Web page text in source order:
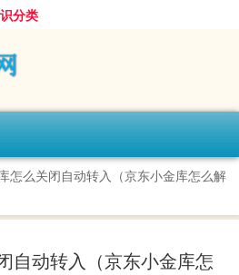
分类
怎么关闭自动转入（京东小金库怎么解
自动转入（京东小金库怎